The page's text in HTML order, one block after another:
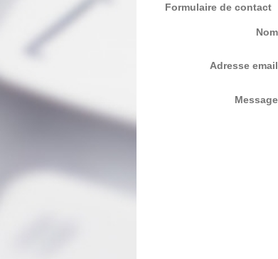
Formulaire de contact
Adresse